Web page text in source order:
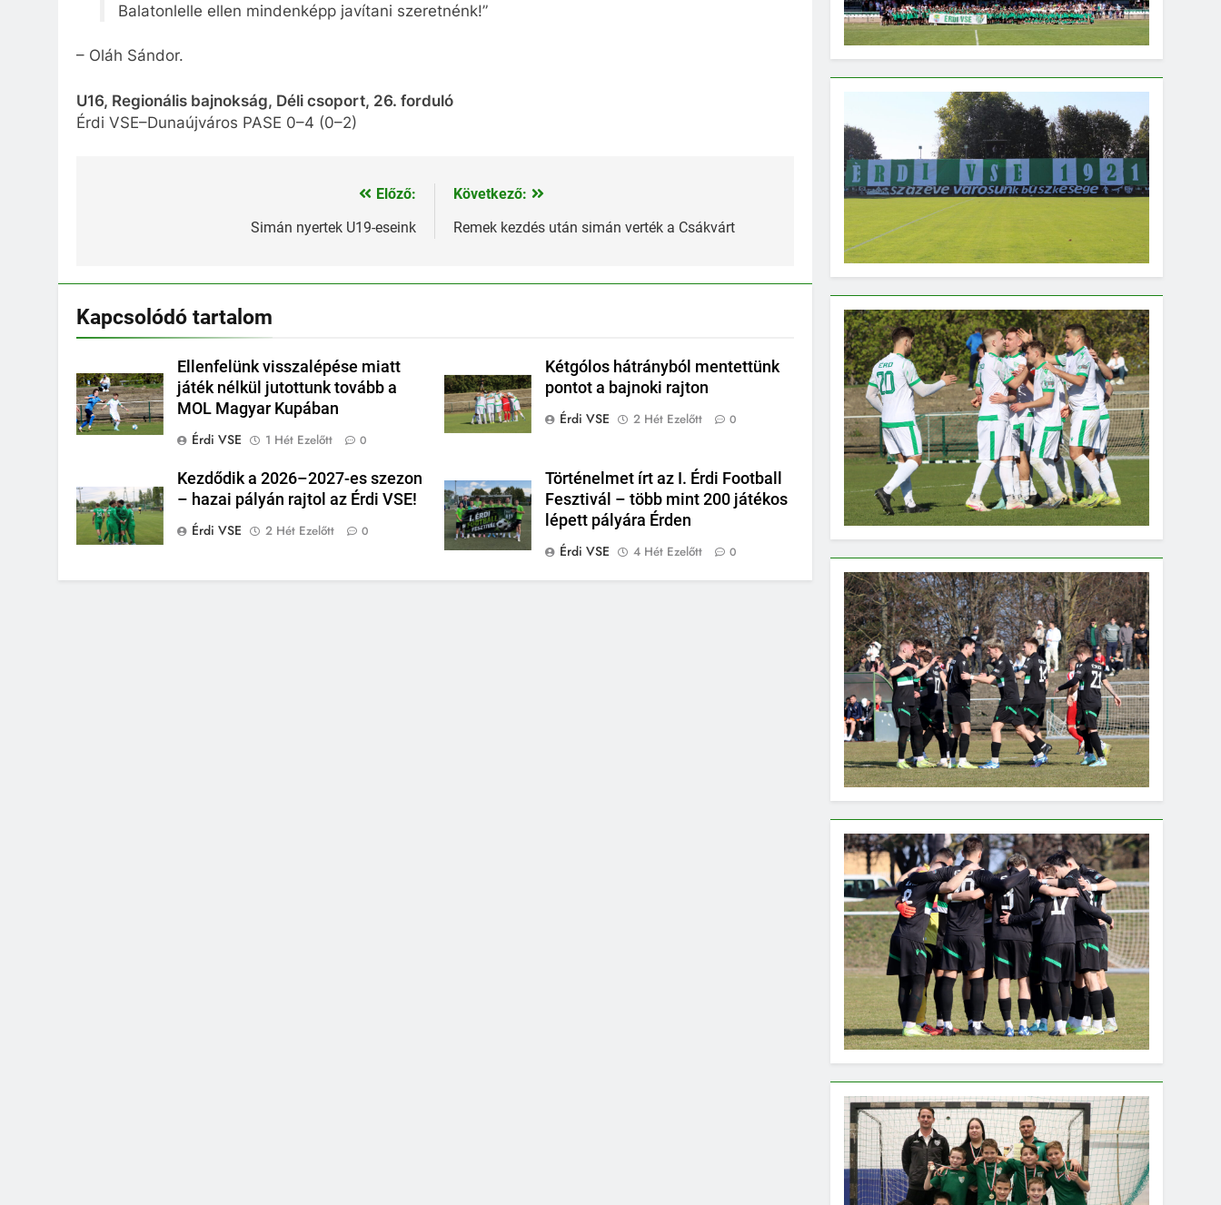
Balatonlelle ellen mindenképp javítani szeretnénk!”
– Oláh Sándor.
U16, Regionális bajnokság, Déli csoport, 26. forduló
Érdi VSE–Dunaújváros PASE 0–4 (0–2)
Előző:
Simán nyertek U19-eseink
Következő:
Remek kezdés után simán verték a Csákvárt
Kapcsolódó tartalom
Ellenfelünk visszalépése miatt
játék nélkül jutottunk tovább a
MOL Magyar Kupában
Érdi VSE
1 Hét Ezelőtt 0
Kétgólos hátrányból mentettünk
pontot a bajnoki rajton
Érdi VSE
2 Hét Ezelőtt 0
Kezdődik a 2026–2027-es szezon
– hazai pályán rajtol az Érdi VSE!
Érdi VSE
2 Hét Ezelőtt 0
Történelmet írt az I. Érdi Football
Fesztivál – több mint 200 játékos
lépett pályára Érden
Érdi VSE
4 Hét Ezelőtt 0